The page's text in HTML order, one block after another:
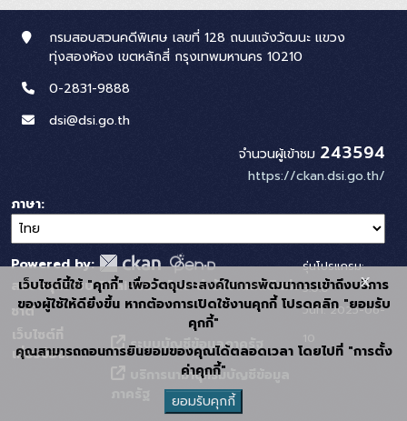
กรมสอบสวนคดีพิเศษ เลขที่ 128 ถนนแจ้งวัฒนะ แขวง
ทุ่งสองห้อง เขตหลักสี่ กรุงเทพมหานคร 10210
0-2831-9888
dsi@dsi.go.th
จำนวนผู้เข้าชม 243594
https://ckan.dsi.go.th/
ภาษา
Powered by:
สนับสนุนระบบ Thai-GDC โดย สำนักงานสถิติแห่ง
ชาติ
เกี่ยวข้อง:
ระบบบัญชีข้อมูลภาครัฐ
บริการนามานุกรมบัญชีข้อมูล
รุ่นโปรแกรม:
3.0.0
วันที่: 2025-06-
เว็บไซต์นี้ใช้ "คุกกี้" เพื่อวัตถุประสงค์ในการพัฒนาการเข้าถึงบริการ
ของผู้ใช้ให้ดียิ่งขึ้น หากต้องการเปิดใช้งานคุกกี้ โปรดคลิก "ยอมรับ
คุกกี้"
คุณสามารถถอนการยินยอมของคุณได้ตลอดเวลา โดยไปที่ "การตั้ง
ค่าคุกกี้"
ยอมรับคุกกี้
x